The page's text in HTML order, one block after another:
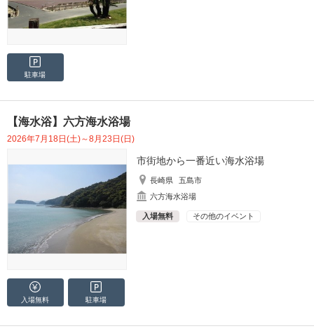
駐車場
【海水浴】六方海水浴場
2026年7月18日(土)～8月23日(日)
市街地から一番近い海水浴場
長崎県
五島市
六方海水浴場
入場無料 その他のイベント
入場無料 駐車場